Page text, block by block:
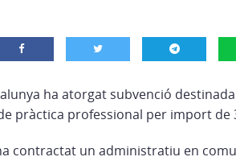
ha atorgat subvenció
pràctica professional per import de
contractat un administratiu en